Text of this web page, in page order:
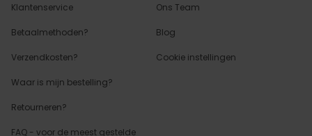
Klantenservice
Betaalmethoden?
Verzendkosten?
Waar is mijn bestelling?
Retourneren?
FAQ - voor de meest gestelde
Ons Team
Blog
Cookie instellingen